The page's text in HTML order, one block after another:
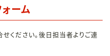
ーム
ください。後日担当者よりご連